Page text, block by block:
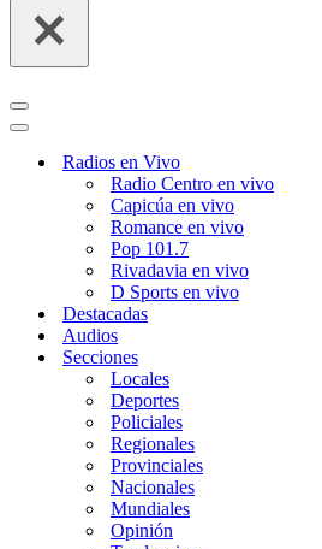
Menú
de
Menú
navegaciónRadios en Vivo
Radio Centro en vivo
Capicúa en vivo
Romance en vivo
Pop 101.7
Rivadavia en vivo
D Sports en vivo
Destacadas
Audios
Secciones
Locales
Deportes
Policiales
Regionales
Provinciales
Nacionales
Mundiales
Opinión